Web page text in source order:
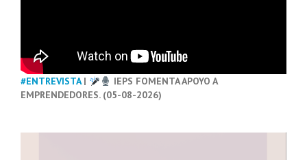
#ENTREVISTA|
IEPS FOMENTA APOYO A
EMPRENDEDORES. (05-08-2026)